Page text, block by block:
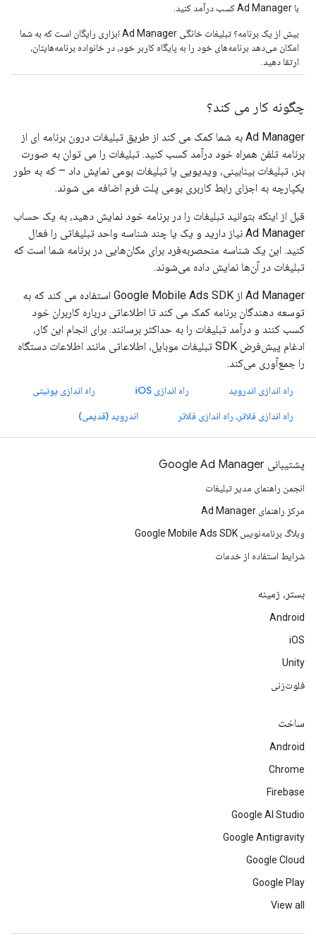
با Ad Manager کسب درآمد کنید.
بیش از یک برنامه؟ تبلیغات خانگی Ad Manager ابزاری رایگان است که به شما
امکان می‌دهد برنامه‌های خود را به پایگاه کاربر خود، در خانواده برنامه‌هایتان،
ارتقا دهید.
چگونه کار می کند؟
Ad Manager به شما کمک می کند از طریق تبلیغات درون برنامه ای از
برنامه تلفن همراه خود درآمد کسب کنید. تبلیغات را می توان به صورت
بنر، تبلیغات بینابینی، ویدیویی یا تبلیغات بومی نمایش داد – که به طور
یکپارچه به اجزای رابط کاربری بومی پلت فرم اضافه می شوند.
قبل از اینکه بتوانید تبلیغات را در برنامه خود نمایش دهید، به یک حساب
Ad Manager نیاز دارید و یک یا چند شناسه واحد تبلیغاتی را فعال
کنید. این یک شناسه منحصربه‌فرد برای مکان‌هایی در برنامه شما است که
تبلیغات در آن‌ها نمایش داده می‌شوند.
Ad Manager از Google Mobile Ads SDK استفاده می کند که به
توسعه دهندگان برنامه کمک می کند تا اطلاعاتی درباره کاربران خود
کسب کنند و درآمد تبلیغات را به حداکثر برسانند. برای انجام این کار،
ادغام پیش‌فرض SDK تبلیغات موبایل، اطلاعاتی مانند اطلاعات دستگاه
را جمع‌آوری می‌کند.
راه اندازی اندروید راه اندازی iOS
راه اندازی یونیتی
راه اندازی فلاتر، راه اندازی فلاتر
اندروید (قدیمی)
پشتیبانی Google Ad Manager
انجمن راهنمای مدیر تبلیغات
مرکز راهنمای Ad Manager
وبلاگ برنامه‌نویس Google Mobile Ads SDK
شرایط استفاده از خدمات
بستر، زمینه
Android
iOS
Unity
فلوت‌زنی
ساخت
Android
Chrome
Firebase
Google AI Studio
Google Antigravity
Google Cloud
Google Play
View all